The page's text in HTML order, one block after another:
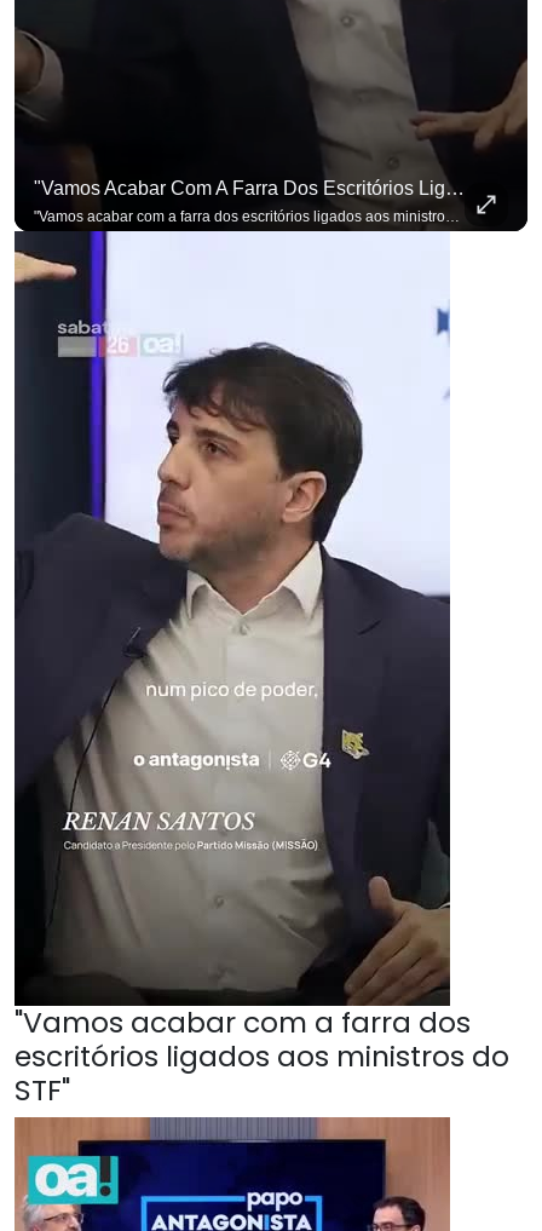
"Vamos Acabar Com A Farra Dos Escritórios Ligados Aos Ministros Do STF"
"Vamos acabar com a farra dos escritórios ligados aos ministros do STF". Essa foi a resposta de Renan Santos ao ser questionado sobre o Judiciário. Se você busca informação com credibilidade, inscreva-se agora e ative o
"Vamos acabar com a farra dos
escritórios ligados aos ministros do
STF"